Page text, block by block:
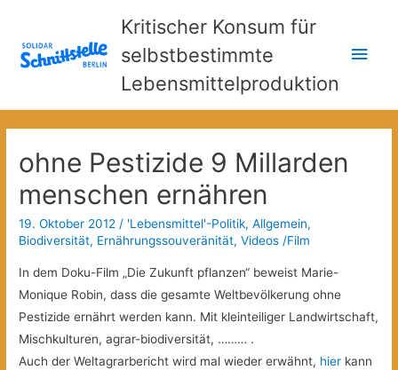
Kritischer Konsum für
selbstbestimmte
Lebensmittelproduktion
ohne Pestizide 9 Millarden
menschen ernähren
19. Oktober 2012 / 'Lebensmittel'-Politik,Allgemein,
Biodiversität, Ernährungssouveränität,Videos /Film
In dem Doku-Film „Die Zukunft pflanzen“ beweist Marie-
Monique Robin, dass die gesamte Weltbevölkerung ohne
Pestizide ernährt werden kann. Mit kleinteiliger Landwirtschaft,
Mischkulturen, agrar-biodiversität, ……… .
Auch der Weltagrarbericht wird mal wieder erwähnt, hier kann